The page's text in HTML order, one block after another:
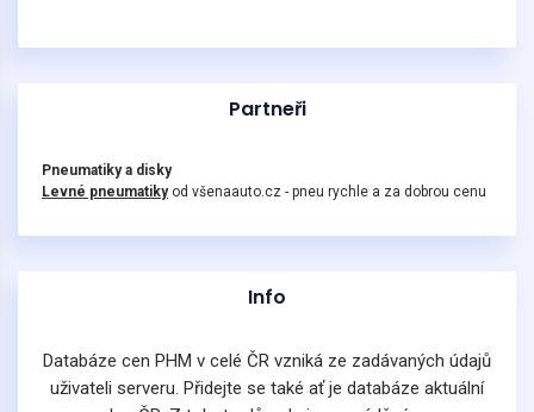
Partneři
Pneumatiky a disky
Levné pneumatikyod všenaauto.cz - pneu rychle a za dobrou cenu
Info
Databáze cen PHM v celé ČR vzniká ze zadávaných údajů
uživateli serveru. Přidejte se také ať je databáze aktuální